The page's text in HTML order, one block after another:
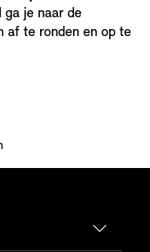
ga je naar de
af te ronden en op te